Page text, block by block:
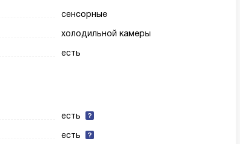
сенсорные
холодильной камеры
есть
есть
есть